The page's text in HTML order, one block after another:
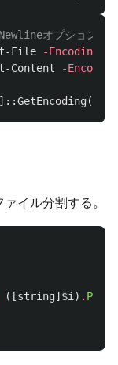
オプションは
File -Encoding
Content
-Encoding
]::GetEncoding(
イル分割する。
([string] $i ) .